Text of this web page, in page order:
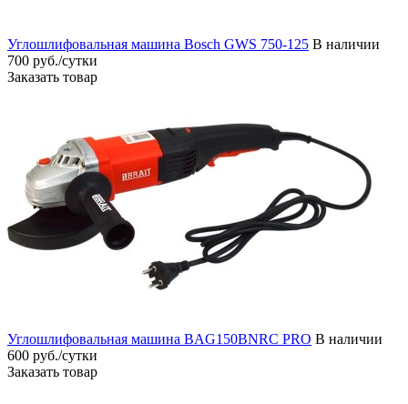
Углошлифовальная машина Bosch GWS 750-125 В наличии
700 руб./сутки
Заказать товар
Углошлифовальная машина BAG150BNRC PRO В наличии
600 руб./сутки
Заказать товар